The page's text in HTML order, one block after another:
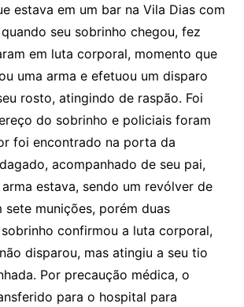
estava em um bar na Vila Dias com
seu sobrinho chegou, fez
em luta corporal, momento que
uma arma e efetuou um disparo
rosto, atingindo de raspão. Foi
do sobrinho e policiais foram
foi encontrado na porta da
acompanhado de seu pai,
estava, sendo um revólver de
sete munições, porém duas
confirmou a luta corporal,
disparou, mas atingiu a seu tio
Por precaução médica, o
para o hospital para